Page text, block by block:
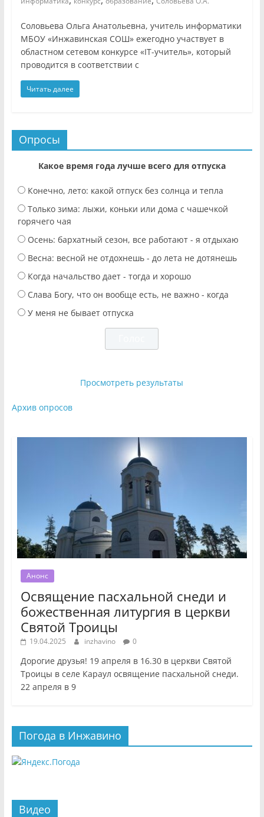
Соловьева Ольга Анатольевна, учитель информатики
МБОУ «Инжавинская СОШ» ежегодно участвует в
областном сетевом конкурсе «IT-учитель», который
проводится в соответствии с
Читать далее
Опросы
Какое время года лучше всего для отпуска
Конечно, лето: какой отпуск без солнца и тепла
Только зима: лыжи, коньки или дома с чашечкой
горячего чая
Осень: бархатный сезон, все работают - я отдыхаю
Весна: весной не отдохнешь - до лета не дотянешь
Когда начальство дает - тогда и хорошо
Слава Богу, что он вообще есть, не важно - когда
У меня не бывает отпуска
Просмотреть результаты
Архив опросов
Анонс
Освящение пасхальной снеди и
божественная литургия в церкви
Святой Троицы
19.04.2025 inzhavino 0
Дорогие друзья! 19 апреля в 16.30 в церкви Святой
Троицы в селе Караул освящение пасхальной снеди.
22 апреля в 9
Погода в Инжавино
Видео